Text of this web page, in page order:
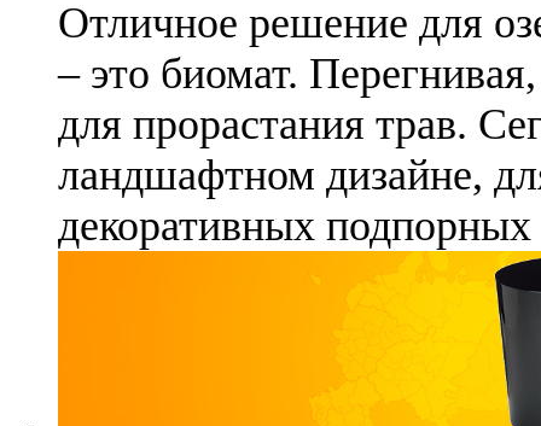
Отличное решение для
– это биомат.
для прорастания трав.
ландшафтном дизайне,
декоративных подпорных